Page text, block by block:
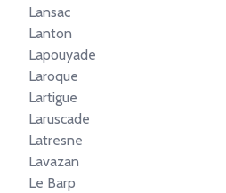
Lansac
Lanton
Lapouyade
Laroque
Lartigue
Laruscade
Latresne
Lavazan
Le Barp